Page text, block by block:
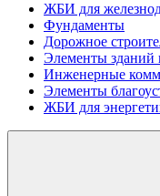
ЖБИ для
Фундаменты
Дорожное
Элементы зданий
Инженерные
Элементы
ЖБИ для